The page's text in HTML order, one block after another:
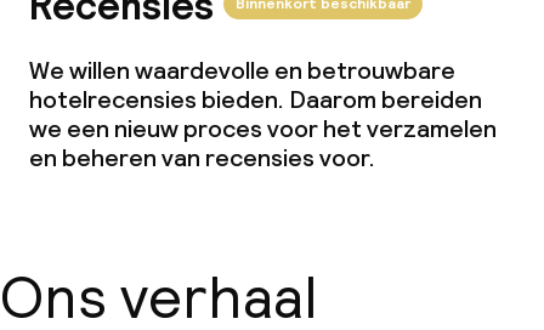
We willen waardevolle en betrouwbare
hotelrecensies bieden. Daarom bereiden
we een nieuw proces voor het verzamelen
en beheren van recensies voor.
Ons verhaal